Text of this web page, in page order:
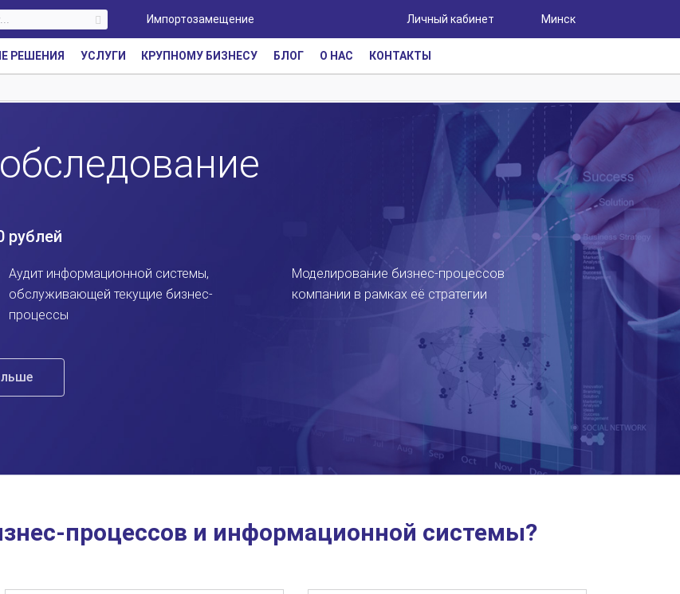
Импортозамещение Личный кабинет Минск
РЕШЕНИЯ УСЛУГИ КРУПНОМУ БИЗНЕСУ БЛОГ О НАС КОНТАКТЫ
рублей
Аудит информационной системы,
обслуживающей текущие бизнес-
процессы
Моделирование бизнес-процессов
компании в рамках её стратегии
процессов и информационной системы?